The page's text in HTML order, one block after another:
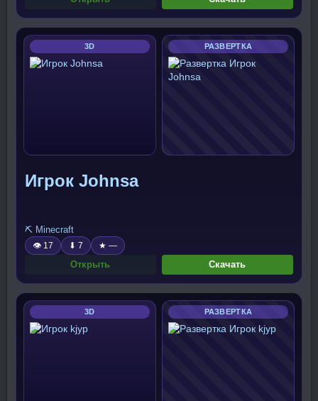
3D РАЗВЕРТКА
Игрок Johnsa
⛏️ Minecraft
👁 17 ⬇ 7 ★ —
Открыть Скачать
3D РАЗВЕРТКА